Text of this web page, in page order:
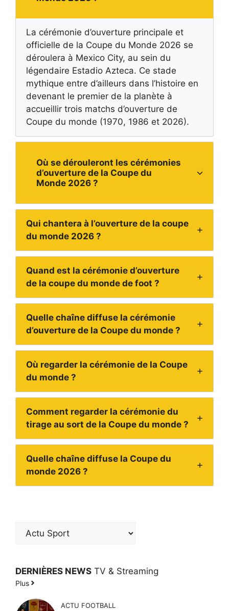
La cérémonie d’ouverture principale et
officielle de la Coupe du Monde 2026 se
déroulera à Mexico City, au sein du
légendaire Estadio Azteca. Ce stade
mythique entre d’ailleurs dans l’histoire en
devenant le premier de la planète à
accueillir trois matchs d’ouverture de
Coupe du monde (1970, 1986 et 2026).
Où se dérouleront les cérémonies
d’ouverture de la Coupe du
Monde 2026 ?
Qui chantera à l’ouverture de la coupe
du monde 2026 ?
Quand est la cérémonie d’ouverture
de la coupe du monde de foot ?
Quelle chaîne diffuse la cérémonie
d’ouverture de la Coupe du monde ?
Où regarder la cérémonie de la Coupe
du monde ?
Comment regarder la cérémonie du
tirage au sort de la Coupe du monde ?
Quelle chaîne diffuse la Coupe du
monde 2026 ?
DERNIÈRES NEWS TV & Streaming
Plus
ACTU FOOTBALL